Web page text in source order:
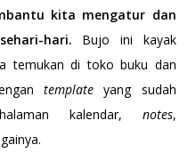
kita mengatur dan
hari. Bujo ini kayak
temukan di toko buku dan
templateyang sudah
kalendar, notes,